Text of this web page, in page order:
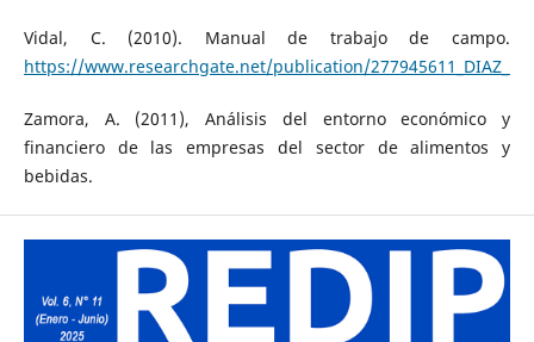
Vidal, C. (2010). Manual de trabajo de campo.
https://www.researchgate.net/publication/
Zamora, A. (2011), Análisis del entorno económico y
financiero de las empresas del sector de alimentos y
bebidas.